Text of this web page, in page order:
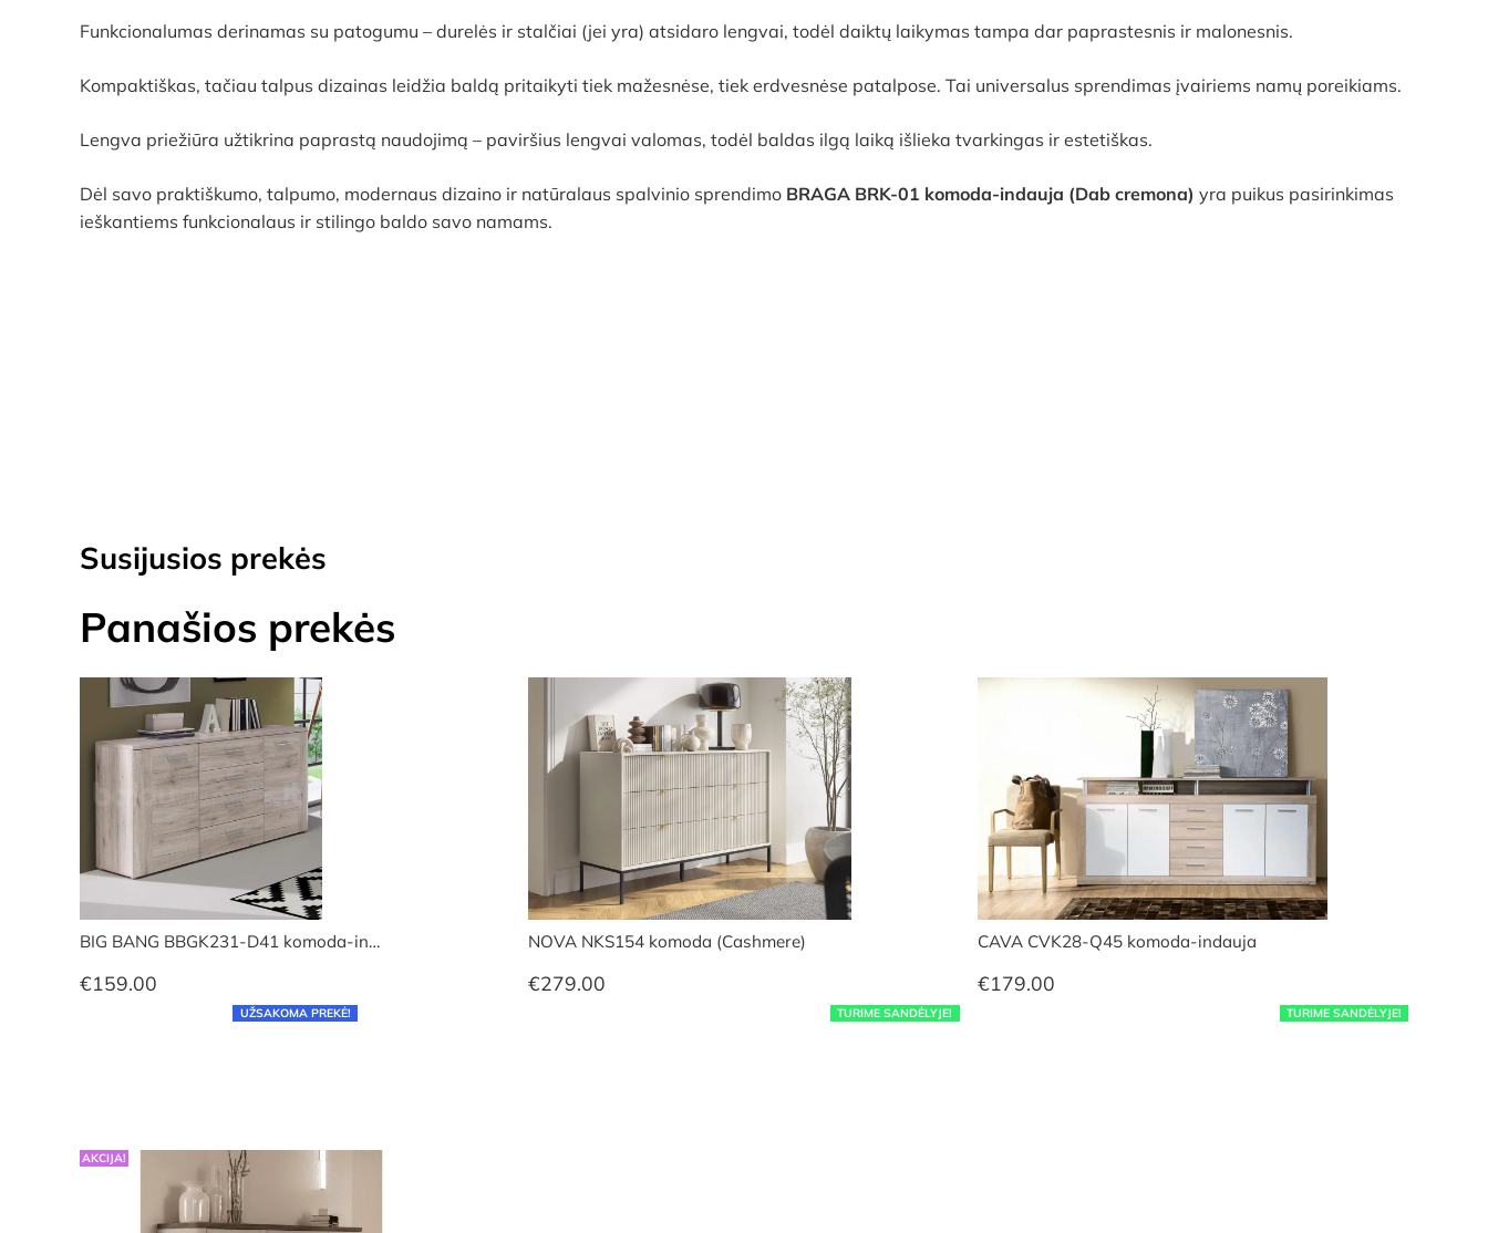
Funkcionalumas derinamas su patogumu – durelės ir stalčiai (jei yra) atsidaro lengvai, todėl daiktų laikymas tampa dar paprastesnis ir malonesnis.
Kompaktiškas, tačiau talpus dizainas leidžia baldą pritaikyti tiek mažesnėse, tiek erdvesnėse patalpose. Tai universalus sprendimas įvairiems namų poreikiams.
Lengva priežiūra užtikrina paprastą naudojimą – paviršius lengvai valomas, todėl baldas ilgą laiką išlieka tvarkingas ir estetiškas.
Dėl savo praktiškumo, talpumo, modernaus dizaino ir natūralaus spalvinio sprendimo BRAGA BRK-01 komoda-indauja (Dab cremona) yra puikus pasirinkimas
ieškantiems funkcionalaus ir stilingo baldo savo namams.
Susijusios prekės
Panašios prekės
UŽSAKOMA PREKĖ!
BIG BANG BBGK231-D41 komoda-in…
€159.00
TURIME SANDĖLYJE!
NOVA NKS154 komoda (Cashmere)
€279.00
TURIME SANDĖLYJE!
CAVA CVK28-Q45 komoda-indauja
€179.00
AKCIJA!